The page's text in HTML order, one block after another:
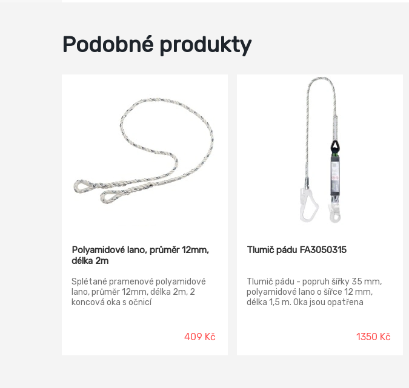
Podobné produkty
Polyamidové lano, průměr 12mm,
délka 2m
Splétané pramenové polyamidové
lano, průměr 12mm, délka 2m, 2
koncová oka s očnicí
409 Kč
Tlumič pádu FA3050315
Tlumič pádu - popruh šířky 35 mm,
polyamidové lano o šířce 12 mm,
délka 1,5 m. Oka jsou opatřena
koncích jsou ocelové háky. Materiál:
polyester, polyamid, ocel Norma: EN
1350 Kč